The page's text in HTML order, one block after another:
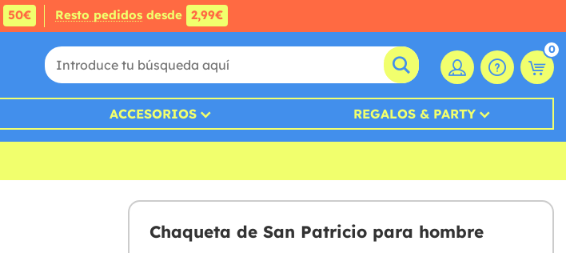
50€ Resto pedidosdesde 2,99€
0
ACCESORIOS REGALOS & PARTY
Chaqueta de San Patricio para hombre